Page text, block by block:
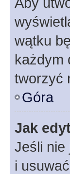
wątku
każdym
tworzyć
Góra
Jak
Jeśli nie
i